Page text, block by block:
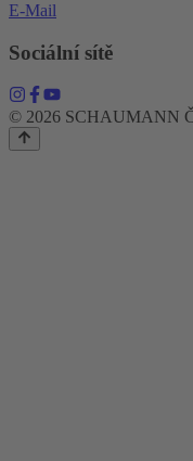
E-Mail
Sociální sítě
© 2026 SCHAUMANN